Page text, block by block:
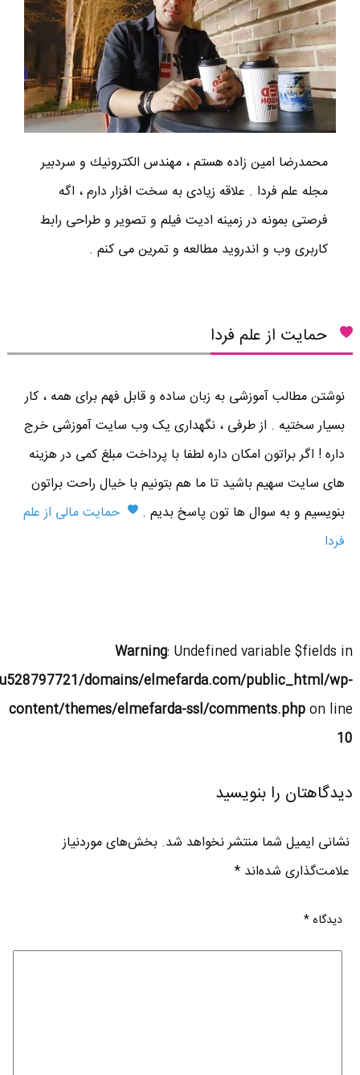
محمدرضا امين زاده هستم ، مهندس الكترونيك و سردبير
مجله علم فردا . علاقه زیادی به سخت افزار دارم ، اگه
فرصتی بمونه در زمینه ادیت فیلم و تصویر و طراحی رابط
کاربری وب و اندروید مطالعه و تمرین می کنم .
حمایت از علم فردا
نوشتن مطالب آموزشی به زبان ساده و قابل فهم برای همه ، کار
بسیار سختیه . از طرفی ، نگهداری یک وب سایت آموزشی خرج
داره ! اگر براتون امکان داره لطفا با پرداخت مبلغ کمی در هزینه
های سایت سهیم باشید تا ما هم بتونیم با خیال راحت براتون
بنویسیم و به سوال ها تون پاسخ بدیم .
حمایت مالی از علم
فردا
Warning: Undefined variable $fields in
domains/elmefarda.com/public_html/wp-
content/themes/elmefarda-ssl/comments.phpon line
10
دیدگاهتان را بنویسید
نشانی ایمیل شما منتشر نخواهد شد. بخش‌های موردنیاز
علامت‌گذاری شده‌اند*
دیدگاه*